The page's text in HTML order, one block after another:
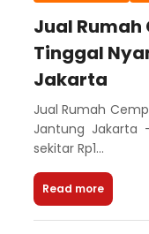
Jual Rumah
Tinggal
Jakarta
Jual Rumah
Jantung Jakarta
sekitar Rp1...
Read more